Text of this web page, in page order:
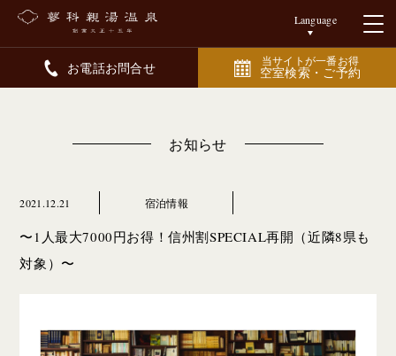
Language
お電話お問合せ 当サイトが一番お得
空室検索・ご予約
お知らせ
2021.12.21 宿泊情報
〜1人最大7000円お得！信州割SPECIAL再開（近隣8県も
対象）〜